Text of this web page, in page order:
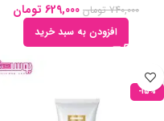
740,000 تومان 629,000 تومان
افزودن به سبد خرید
-15%